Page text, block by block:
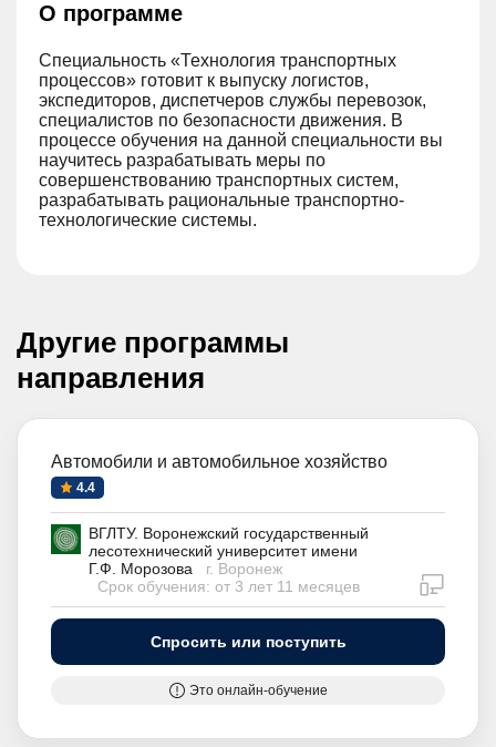
О программе
Специальность «Технология транспортных
процессов» готовит к выпуску логистов,
экспедиторов, диспетчеров службы перевозок,
специалистов по безопасности движения. В
процессе обучения на данной специальности вы
научитесь разрабатывать меры по
совершенствованию транспортных систем,
разрабатывать рациональные транспортно-
технологические системы.
Другие программы
направления
Автомобили и автомобильное хозяйство
4.4
ВГЛТУ. Воронежский государственный
лесотехнический университет имени
Г.Ф. Морозова
г. Воронеж
Срок обучения: от 3 лет 11 месяцев
Спросить или поступить
Это онлайн-обучение